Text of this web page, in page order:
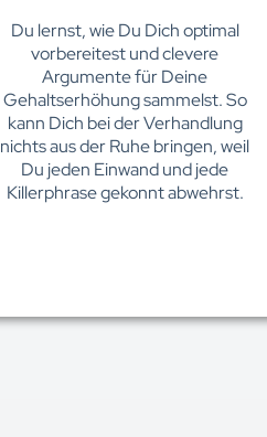
Du lernst, wie Du Dich optimal
vorbereitest und clevere
Argumente für Deine
Gehaltserhöhung sammelst. So
kann Dich bei der Verhandlung
nichts aus der Ruhe bringen, weil
Du jeden Einwand und jede
Killerphrase gekonnt abwehrst.